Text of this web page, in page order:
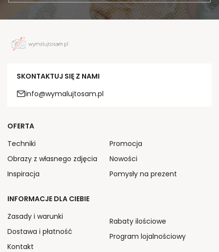
SKONTAKTUJ SIĘ Z NAMI
info@wymalujtosam.pl
OFERTA
Techniki
Obrazy z własnego zdjęcia
Inspiracja
Promocja
Nowości
Pomysły na prezent
INFORMACJE DLA CIEBIE
Zasady i warunki
Dostawa i płatność
Kontakt
Rabaty ilościowe
Program lojalnościowy